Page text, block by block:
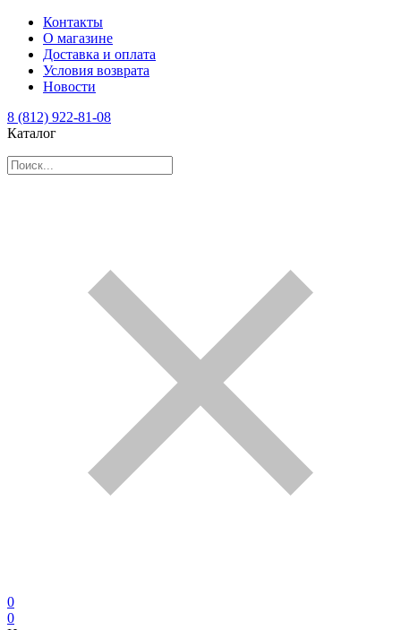
Контакты
О магазине
Доставка и оплата
Условия возврата
Новости
8 (812) 922-81-08
Каталог
0
0